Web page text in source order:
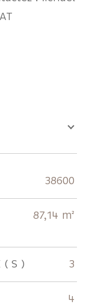
38600
87,14 m²
3
4